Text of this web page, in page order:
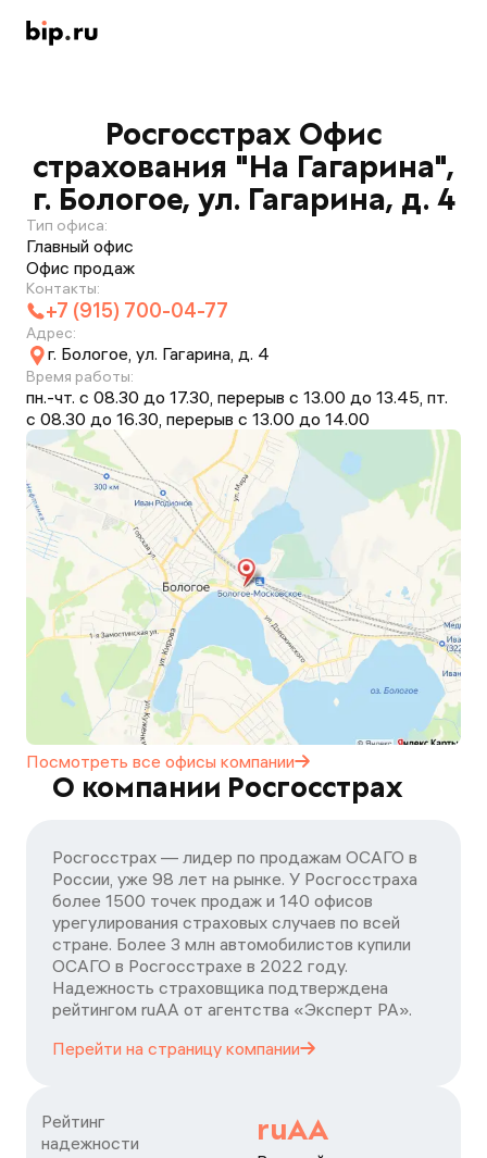
Росгосстрах Офис
страхования "На Гагарина",
г. Бологое, ул. Гагарина, д. 4
Тип офиса:
Главный офис
Офис продаж
Контакты:
+7 (915) 700-04-77
Адрес:
г. Бологое, ул. Гагарина, д. 4
Время работы:
пн.-чт. с 08.30 до 17.30, перерыв с 13.00 до 13.45, пт.
с 08.30 до 16.30, перерыв с 13.00 до 14.00
Посмотреть все офисы компании
О компании Росгосстрах
Росгосстрах — лидер по продажам ОСАГО в
России, уже 98 лет на рынке. У Росгосстраха
более 1500 точек продаж и 140 офисов
урегулирования страховых случаев по всей
стране. Более 3 млн автомобилистов купили
ОСАГО в Росгосстрахе в 2022 году.
Надежность страховщика подтверждена
рейтингом ruАА от агентства «Эксперт РА».
Перейти на страницу компании
Рейтинг
надежности
ruAA